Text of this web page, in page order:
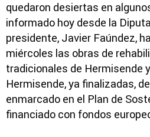
quedaron desiertas en
informado hoy desde la
presidente, Javier Faúndez,
miércoles las obras de
tradicionales de Hermisende
Hermisende, ya finalizadas,
enmarcado en el Plan de
financiado con fondos